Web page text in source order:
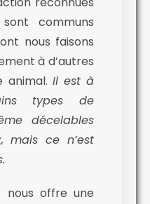
communs
nous faisons
à d’autres
animal. Il est à
types de
décelables
mais ce n’est
nous offre une